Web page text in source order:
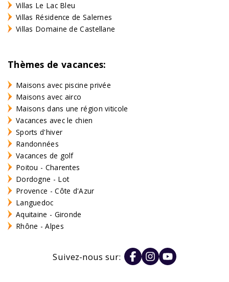
Villas Le Lac Bleu
Villas Résidence de Salernes
Villas Domaine de Castellane
Thèmes de vacances:
Maisons avec piscine privée
Maisons avec airco
Maisons dans une région viticole
Vacances avec le chien
Sports d'hiver
Randonnées
Vacances de golf
Poitou - Charentes
Dordogne - Lot
Provence - Côte d'Azur
Languedoc
Aquitaine - Gironde
Rhône - Alpes
Suivez-nous sur: